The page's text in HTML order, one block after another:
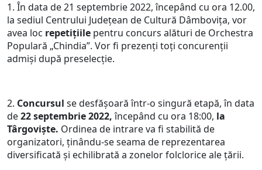
1. În data de 21 septembrie 2022, începând cu ora 12.00,
la sediul Centrului Județean de Cultură Dâmbovița, vor
avea loc repetițiile pentru concurs alături de Orchestra
Populară „Chindia”. Vor fi prezenți toți concurenții
admiși după preselecție.
2. Concursul se desfăşoară într-o singură etapă, în data
de22 septembrie 2022,începând cu ora 18:00, la
Târgovişte. Ordinea de intrare va fi stabilită de
organizatori, ţinându-se seama de reprezentarea
diversificată şi echilibrată a zonelor folclorice ale ţării.